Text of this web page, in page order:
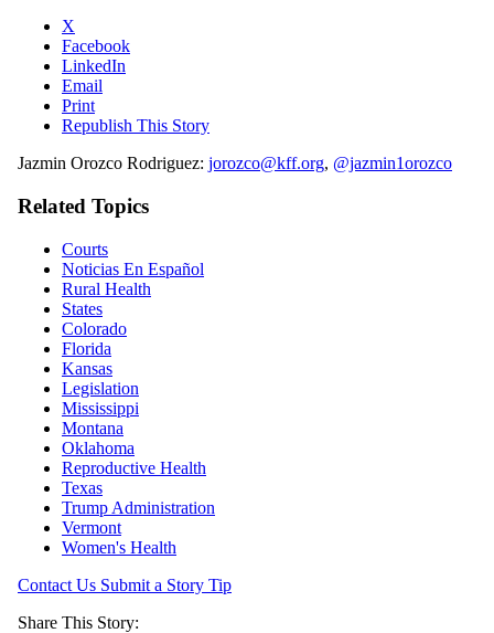
X
Facebook
LinkedIn
Email
Print
Republish This Story
Jazmin Orozco Rodriguez: jorozco@kff.org, @jazmin1orozco
Related Topics
Courts
Noticias En Español
Rural Health
States
Colorado
Florida
Kansas
Legislation
Mississippi
Montana
Oklahoma
Reproductive Health
Texas
Trump Administration
Vermont
Women's Health
Contact Us Submit a Story Tip
Share This Story: